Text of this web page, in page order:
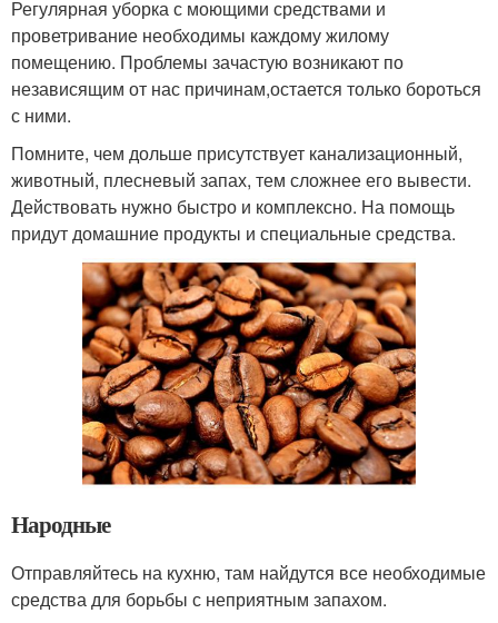
Регулярная уборка с моющими средствами и
проветривание необходимы каждому жилому
помещению. Проблемы зачастую возникают по
независящим от нас причинам,остается только бороться
с ними.
Помните, чем дольше присутствует канализационный,
животный, плесневый запах, тем сложнее его вывести.
Действовать нужно быстро и комплексно. На помощь
придут домашние продукты и специальные средства.
Народные
Отправляйтесь на кухню, там найдутся все необходимые
средства для борьбы с неприятным запахом.